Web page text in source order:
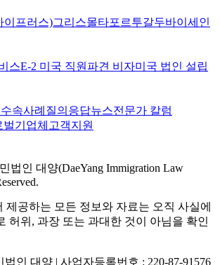
이프러스)그리스몰타포르투갈두바이 세인
스E-2 미국 직원파견 비자미국 법인 설립
속사례 질의응답뉴스전문가 칼럼
벌기업체 고객지원
법인 대양(DaeYang Immigration Law
제공하는 모든 정보와 자료는 오직 사실에
허위, 과장 또는 과대한 것이 아님을 확인
인 대양 | 사업자등록번호 : 220-87-91576